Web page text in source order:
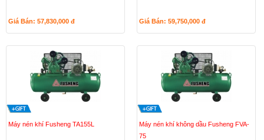
Giá Bán: 57,830,000 đ Giá Bán: 59,750,000 đ
Máy nén khí Fusheng TA155L
Máy nén khí không dầu Fusheng FVA-
75